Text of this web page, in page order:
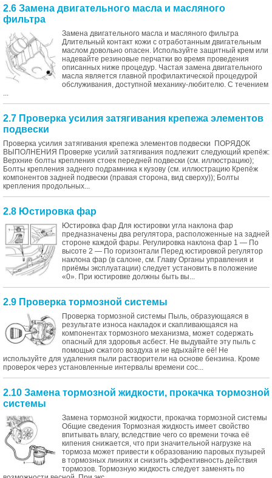
2.6 Замена двигательного масла и масляного
фильтра
Замена двигательного масла и масляного фильтра
Длительный контакт кожи с отработанным двигательным
маслом довольно опасен. Используйте защитный крем или
надевайте резиновые перчатки во время проведения
описанных ниже процедур. Частая замена двигательного
масла является главной профилактической процедурой
обслуживания, доступной механику-любителю. С течением
...
2.7 Проверка усилия затягивания крепежа элементов
подвески
Проверка усилия затягивания крепежа элементов подвески ПОРЯДОК
ВЫПОЛНЕНИЯ Проверке усилий затягивания подлежит следующий крепёж:
Верхние болты крепления стоек передней подвески (см. иллюстрацию);
Болты крепления заднего подрамника к кузову (см. иллюстрацию Крепёж
компонентов задней подвески (правая сторона, вид сверху)); Болты
крепления продольных...
2.8 Юстировка фар
Юстировка фар Для юстировки угла наклона фар
предназначены два регулятора, расположенные на задней
стороне каждой фары. Регулировка наклона фар 1 — По
высоте 2 — По горизонтали Перед юстировкой регулятор
наклона фар (в салоне, см. Главу Органы управления и
приёмы эксплуатации) следует установить в положение
«0». При юстировке должны быть вы...
2.9 Проверка тормозной системы
Проверка тормозной системы Пыль, образующаяся в
результате износа накладок и скапливающаяся на
компонентах тормозного механизма, может содержать
опасный для здоровья асбест. Не выдувайте эту пыль с
помощью сжатого воздуха и не вдыхайте её! Не
используйте для удаления пыли растворители на основе бензина. Кроме
проверок через установленные интервалы времени сос...
2.10 Замена тормозной жидкости, прокачка тормозной
системы
Замена тормозной жидкости, прокачка тормозной системы
Общие сведения Тормозная жидкость имеет свойство
впитывать влагу, вследствие чего со времени точка её
кипения снижается, что при значительной нагрузке на
тормоза может привести к образованию паровых пузырей
в тормозных линиях и снизить эффективность действия
тормозов. Тормозную жидкость следует заменять по